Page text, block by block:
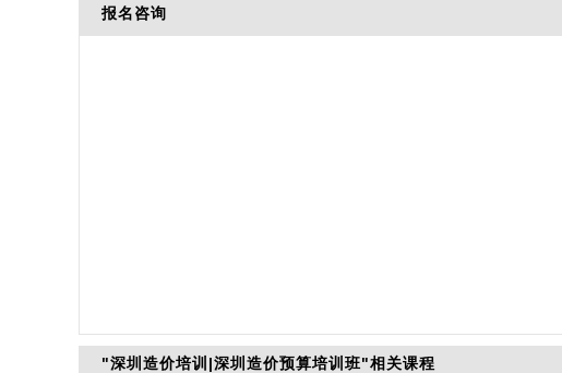
报名咨询
"深圳造价培训|深圳造价预算培训班"相关课程